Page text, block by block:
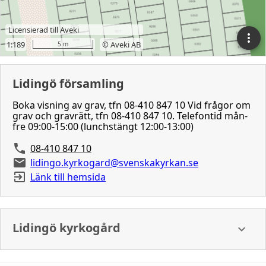
Lidingö församling
Boka visning av grav, tfn 08-410 847 10 Vid frågor om
grav och gravrätt, tfn 08-410 847 10. Telefontid mån-
fre 09:00-15:00 (lunchstängt 12:00-13:00)
08-410 847 10
lidingo.kyrkogard@svenskakyrkan.se
Länk till hemsida
Lidingö kyrkogård